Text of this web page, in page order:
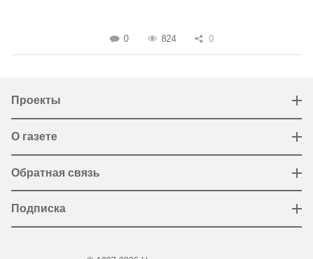
0 824 0
Проекты
О газете
Обратная связь
Подписка